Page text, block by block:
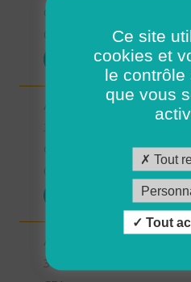
POSTULER
Auxiliaire de vie LE CRES
Aide à domicile LE CRES
34 - Hérault
Ce site
cookies et
le contrôle
que vous
Tout
Tout